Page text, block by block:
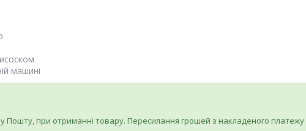
машині
Пошту, при отриманні товару. Пересилання грошей з накладеного платежу